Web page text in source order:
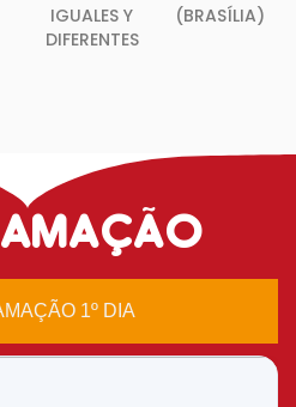
IGUALES Y
DIFERENTES
(BRASÍLIA)
1º DIA